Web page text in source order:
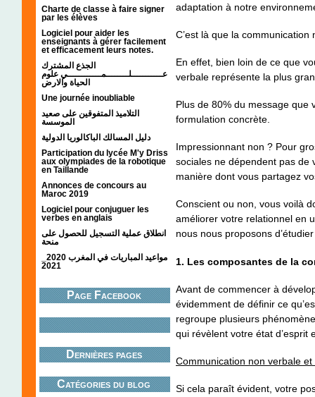
Charte de classe à faire signer
par les élèves
Logiciel pour aider les
enseignants à gérer facilement
et efficacement leurs notes.
الجذع المشترك
عـــــــــــلــــــــمــــــــــــي علوم
الحياة والارض
Une journée inoubliable
التلاميذ المتفوقين على صعيد
الموسسة
دليل المسالك الباكالوريا الدولية
Participation du lycée M'y Driss
aux olympiades de la robotique
en Taillande
Annonces de concours au
Maroc 2019
Logiciel pour conjuguer les
verbes en anglais
انطلاق عملية التسجيل للحصول على
منحة
2021
Page Facebook
Dernières pages
Catégories du blog
adaptation à notre
C’est là que la
En effet, bien loin de ce que
verbale représente la plus
Plus de 80% du message que
formulation concrète.
Impressionnant non ? Pour
sociales ne dépendent pas de
manière dont vous partagez
Conscient ou non, vous voilà
améliorer votre relationnel en
nous nous proposons
1. Les composantes de la
Avant de commencer à
évidemment de définir ce
regroupe plusieurs
qui révèlent votre état d’esprit
Communication non verbale
Si cela paraît évident, votre